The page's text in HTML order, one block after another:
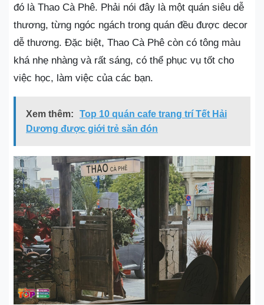
đó là Thao Cà Phê. Phải nói đây là một quán siêu dễ
thương, từng ngóc ngách trong quán đều được decor
dễ thương. Đặc biệt, Thao Cà Phê còn có tông màu
khá nhẹ nhàng và rất sáng, có thể phục vụ tốt cho
việc học, làm việc của các bạn.
Xem thêm:
Top 10 quán cafe trang trí Tết Hải
Dương được giới trẻ săn đón